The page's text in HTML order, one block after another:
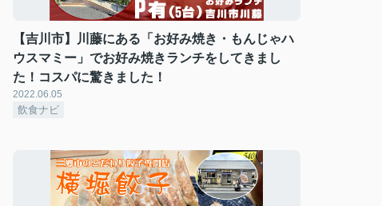
【吉川市】川藤にある「お好み焼き・もんじゃハ
ウスマミー」でお好み焼きランチをしてきまし
た！コスパに驚きました！
2022.06.05
飲食ナビ